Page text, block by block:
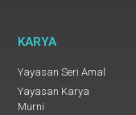
KARYA
Yayasan Seri Amal
Yayasan Karya
Murni